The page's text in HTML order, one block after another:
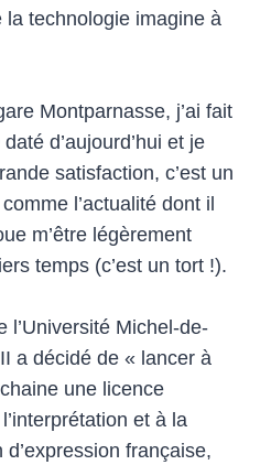
la technologie imagine à
Montparnasse, j’ai fait
daté d’aujourd’hui et je
satisfaction, c’est un
l’actualité dont il
m’être légèrement
temps (c’est un tort !).
l’Université Michel-de-
a décidé de « lancer à
une licence
et à la
française,